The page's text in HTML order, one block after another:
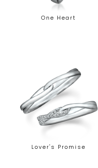
One Heart
Lover's Promise